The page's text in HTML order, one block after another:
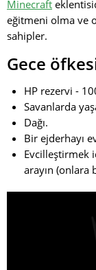
Minecraft
eğitmeni olma ve
sahipler.
Gece
HP rezervi -
Savanlarda
Dağı.
Bir ejderhayı
Evcilleştirmek
arayın (onlara